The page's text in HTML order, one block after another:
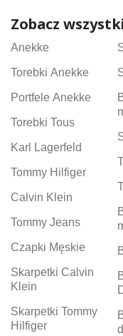
Zobacz
Anekke
Torebki Anekke
Portfele Anekke
Torebki Tous
Karl Lagerfeld
Tommy Hilfiger
Calvin Klein
Tommy Jeans
Czapki Męskie
Skarpetki Calvin
Klein
Skarpetki Tommy
Hilfiger